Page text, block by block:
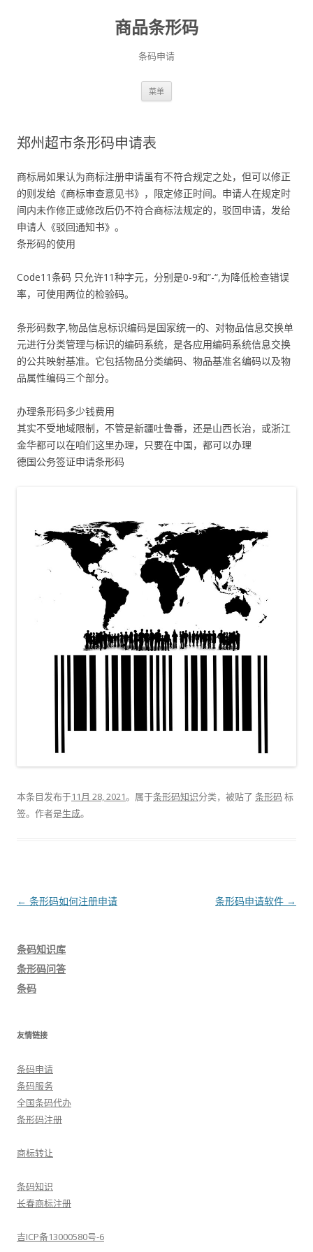
商品条形码
条码申请
菜单
郑州超市条形码申请表
商标局如果认为商标注册申请虽有不符合规定之处，但可以修正
的则发给《商标审查意见书》，限定修正时间。申请人在规定时
间内未作修正或修改后仍不符合商标法规定的，驳回申请，发给
申请人《驳回通知书》。
条形码的使用
Code11条码 只允许11种字元，分别是0-9和”-“,为降低检查错误
率，可使用两位的检验码。
条形码数字,物品信息标识编码是国家统一的、对物品信息交换单
元进行分类管理与标识的编码系统，是各应用编码系统信息交换
的公共映射基准。它包括物品分类编码、物品基准名编码以及物
品属性编码三个部分。
办理条形码多少钱费用
其实不受地域限制，不管是新疆吐鲁番，还是山西长治，或浙江
金华都可以在咱们这里办理，只要在中国，都可以办理
德国公务签证申请条形码
本条目发布于11月 28, 2021。属于条形码知识分类，被贴了 条形码 标
签。 作者是生成。
文
← 条形码如何注册申请 条形码申请软件 →
条码知识库
条形码问答
条码
友情链接
条码申请
条码服务
全国条码代办
条形码注册
商标转让
条码知识
长春商标注册
吉ICP备13000580号-6